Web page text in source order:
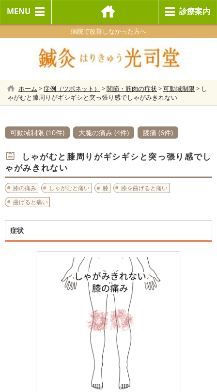
MENU 診療案内
病院で改善しなかった方へ
ホーム >症例（ツボネット） >関節・筋肉の症状 >可動域制限 > し
ゃがむと膝周りがギシギシと突っ張り感でしゃがみきれない
可動域制限 (10件) 大腿の痛み (4件) 膝痛 (6件)
しゃがむと膝周りがギシギシと突っ張り感でし
ゃがみきれない
膝の痛み しゃがむと痛い 膝 膝を曲げると痛い
曲げると痛い
症状